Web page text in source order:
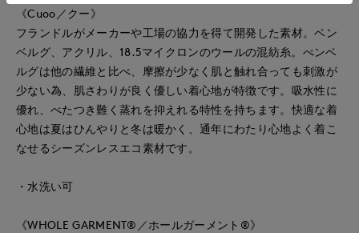
《Cuoo／クー》
フランドルがメーカーや工場の協力を得て開発した素材。ベン
ベルグ、アクリル、18.5マイクロンのウールの混紡糸。べンベ
ルグは他の繊維と比べ、摩擦が少なく肌と触れ合っても刺激が
少ない為、肌さわりが良く優しい着心地が特徴です。吸水性に
優れ、べたつき難く蒸れを抑えれる特性を持ちます。快適な着
心地は夏はひんやりと冬は暖かく、通年にわたり心地よく着こ
なせるシーズンレスエコ素材です。
・水洗い可
《WHOLE GARMENT®／ホールガーメント®》